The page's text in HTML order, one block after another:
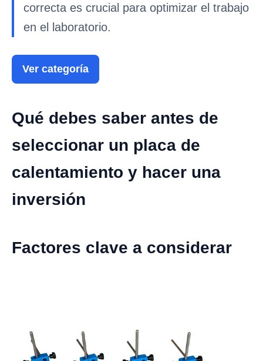
correcta es crucial para optimizar el trabajo
en el laboratorio.
Ver categoría
Qué debes saber antes de
seleccionar un placa de
calentamiento y hacer una
inversión
Factores clave a considerar